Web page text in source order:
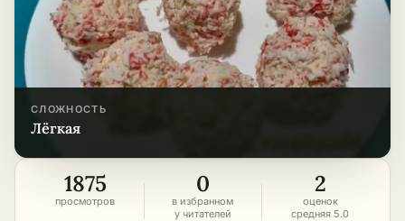
СЛОЖНОСТЬ
лёгкая
1875
просмотров
0
в избранном
у читателей
2
оценок
средняя 5.0